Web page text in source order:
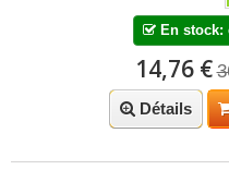
En stock:
14,76 €
Détails